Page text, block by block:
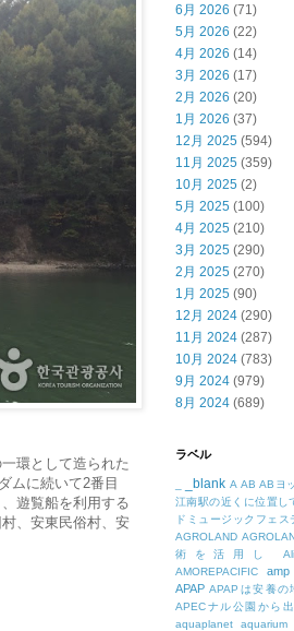
環として造られた
ムに続いて2番目
遊覧船を利用する
、安東民俗村、安
6月 2026 (71)
5月 2026 (22)
4月 2026 (14)
3月 2026 (17)
2月 2026 (20)
1月 2026 (37)
12月 2025 (594)
11月 2025 (359)
10月 2025 (2)
5月 2025 (100)
4月 2025 (210)
3月 2025 (290)
2月 2025 (270)
1月 2025 (90)
12月 2024 (290)
11月 2024 (287)
10月 2024 (783)
9月 2024 (979)
8月 2024 (689)
ラベル
_blank A AB ABヨ
江南駅の近くに位置し
ドミュージックフェス
AGROLAND
術を活用し
AMOREPACIFIC
amp
APAP APAPは安養の
APECナル公園から出
aquaplanet
aquarium